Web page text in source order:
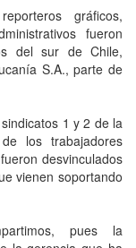
gráficos,
fueron
del sur de Chile,
S.A., parte de
1 y 2 de la
los trabajadores
desvinculados
vienen soportando
pues la